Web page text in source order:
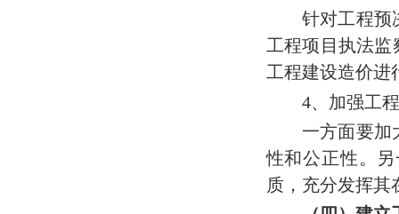
针对工程预
工程项目执法
工程建设造价进
4、加强工
一方面要加
性和公正性。
质，充分发挥